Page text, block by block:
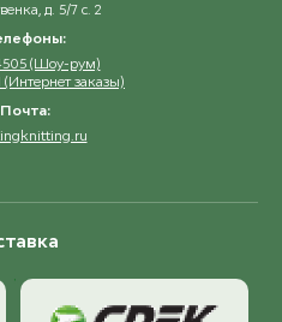
д. 5/7 с. 2
(Шоу-рум)
(Интернет заказы)
Почта: